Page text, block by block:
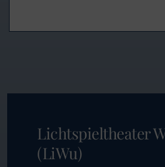
Lichtspieltheater
(LiWu)